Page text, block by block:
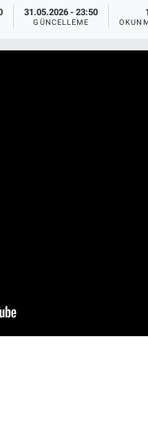
31.05.2026 - 23:50
GÜNCELLEME